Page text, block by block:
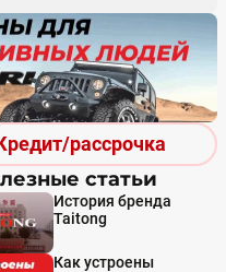
рассрочка
статьи
История бренда
Taitong
Как устроены